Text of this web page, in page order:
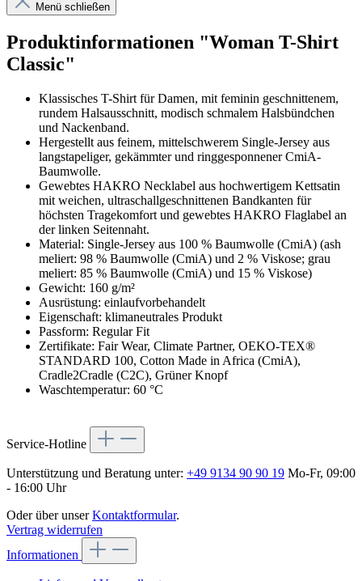
Menü schließen
Produktinformationen "Woman T-Shirt
Classic"
Klassisches T-Shirt für Damen, mit feminin geschnittenem,
rundem Halsausschnitt, modisch schmalem Halsbündchen
und Nackenband.
Hergestellt aus feinem, mittelschwerem Single-Jersey aus
langstapeliger, gekämmter und ringgesponnener CmiA-
Baumwolle.
Gewebtes HAKRO Necklabel aus hochwertigem Kettsatin
mit weichen, ultraschallgeschnittenen Bandkanten für
höchsten Tragekomfort und gewebtes HAKRO Flaglabel an
der linken Seitennaht.
Material: Single-Jersey aus 100 % Baumwolle (CmiA) (ash
meliert: 98 % Baumwolle (CmiA) und 2 % Viskose; grau
meliert: 85 % Baumwolle (CmiA) und 15 % Viskose)
Gewicht: 160 g/m²
Ausrüstung: einlaufvorbehandelt
Eigenschaft: klimaneutrales Produkt
Passform: Regular Fit
Zertifikate: Fair Wear, Climate Partner, OEKO-TEX®
STANDARD 100, Cotton Made in Africa (CmiA),
Cradle2Cradle (C2C), Grüner Knopf
Waschtemperatur: 60 °C
Service-Hotline
Unterstützung und Beratung unter: +49 9134 90 90 19 Mo-Fr, 09:00
- 16:00 Uhr
Oder über unserKontaktformular.
Vertrag widerrufen
Informationen